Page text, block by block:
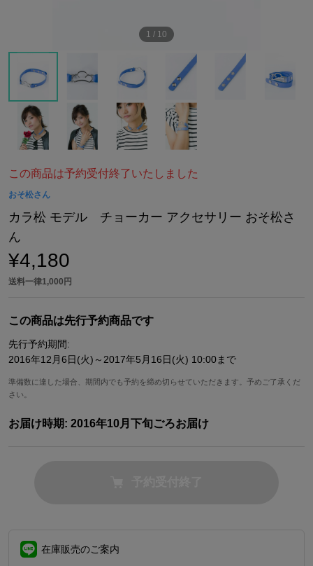
1 / 10
この商品は予約受付終了いたしました
おそ松さん
カラ松 モデル チョーカー アクセサリー おそ松さ
ん
¥4,180
送料一律1,000円
この商品は先行予約商品です
先行予約期間:
2016年12月6日(火)～2017年5月16日(火) 10:00まで
準備数に達した場合、期間内でも予約を締め切らせていただきます。予めご了承くだ
さい。
お届け時期: 2016年10月下旬ごろお届け
在庫販売のご案内